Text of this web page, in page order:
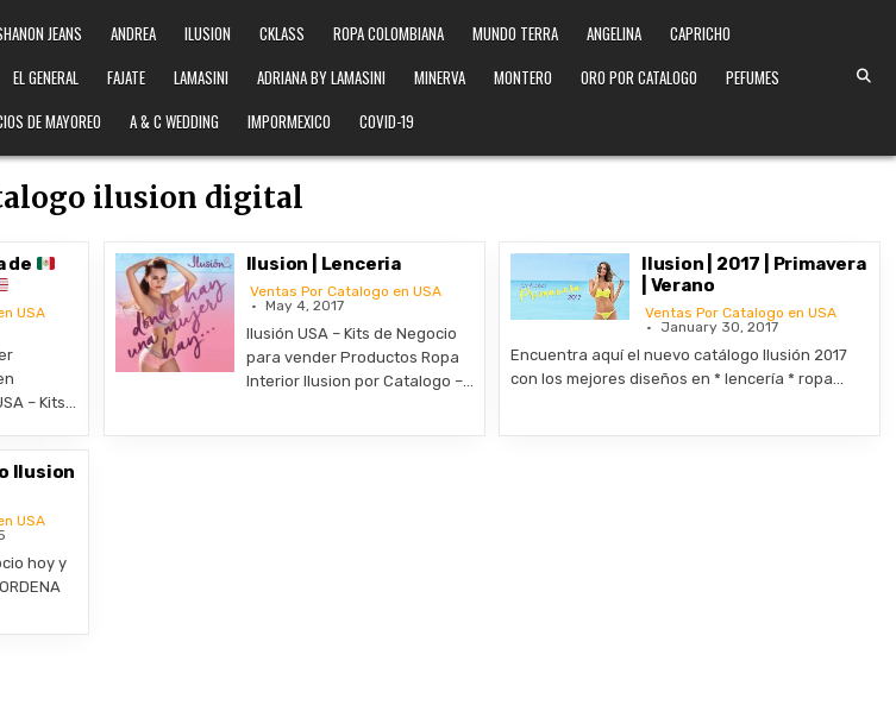
JEANS ANDREA ILUSION CKLASS ROPA COLOMBIANA MUNDO TERRA ANGELINA
CAPRICHO
EL GENERAL FAJATE LAMASINI ADRIANA BY LAMASINI MINERVA MONTERO ORO POR CATALOGO
PEFUMES
DE MAYOREO
A & C WEDDING IMPORMEXICO COVID-19
ilusion digital
de
USA
– Kits…
Ilusion | Lenceria
Ventas Por Catalogo en USA
May 4, 2017
Ilusión USA – Kits de Negocio
para vender Productos Ropa
Interior Ilusion por Catalogo –…
Ilusion | 2017 | Primavera
| Verano
Ventas Por Catalogo en USA
January 30, 2017
Encuentra aquí el nuevo catálogo Ilusión 2017
con los mejores diseños en * lencería * ropa…
Ilusion
USA
hoy y